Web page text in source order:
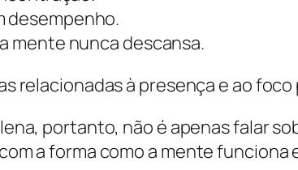
desempenho.
mente nunca descansa.
relacionadas à presença e ao
portanto, não é apenas falar
a forma como a mente